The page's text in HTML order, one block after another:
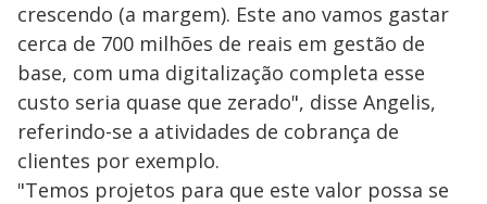
crescendo (a margem). Este ano vamos gastar
cerca de 700 milhões de reais em gestão de
base, com uma digitalização completa esse
custo seria quase que zerado", disse Angelis,
referindo-se a atividades de cobrança de
clientes por exemplo.
"Temos projetos para que este valor possa se